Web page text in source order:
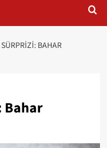
BAHAR
Bahar